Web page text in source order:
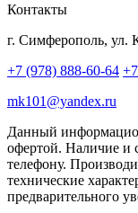
Контакты
г. Симферополь, ул.
+7 (978) 888-60-64
mk101@yandex.ru
Данный
офертой. Наличие и
телефону.
технические
предварительного